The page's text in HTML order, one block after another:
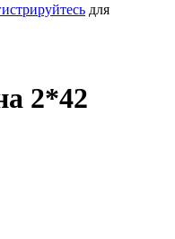
для
2*42